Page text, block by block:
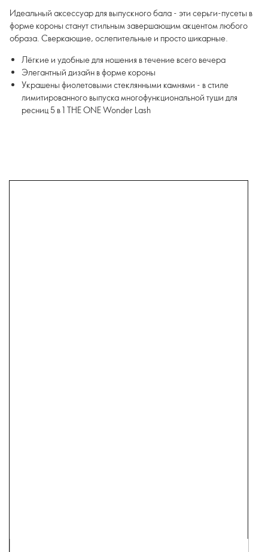
Идеальный аксессуар для выпускного бала - эти серьги-пусеты в
форме короны станут стильным завершающим акцентом любого
образа. Сверкающие, ослепительные и просто шикарные.
Лёгкие и удобные для ношения в течение всего вечера
Элегантный дизайн в форме короны
Украшены фиолетовыми стеклянными камнями - в стиле
лимитированного выпуска многофункциональной туши для
ресниц 5 в 1 THE ONE Wonder Lash